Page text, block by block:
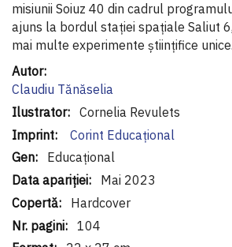
misiunii Soiuz 40 din cadrul
ajuns la bordul stației spațiale Saliut
mai multe experimente științifice unice.
Informaţii
suplimentare
Claudiu Tănăselia
Cornelia Revulets
Corint Educaţional
Educațional
Mai 2023
Hardcover
104